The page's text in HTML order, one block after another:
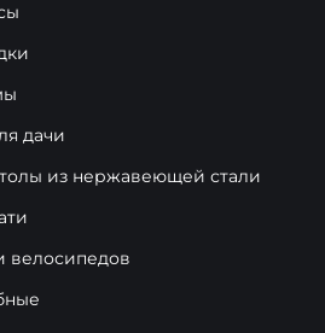
дачи
из нержавеющей стали
велосипедов